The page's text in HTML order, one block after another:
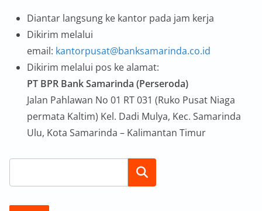
Diantar langsung ke kantor pada jam kerja
Dikirim melalui
email: kantorpusat@banksamarinda.co.id
Dikirim melalui pos ke alamat:
PT BPR Bank Samarinda (Perseroda)
Jalan Pahlawan No 01 RT 031 (Ruko Pusat Niaga
permata Kaltim) Kel. Dadi Mulya, Kec. Samarinda
Ulu, Kota Samarinda – Kalimantan Timur
Search